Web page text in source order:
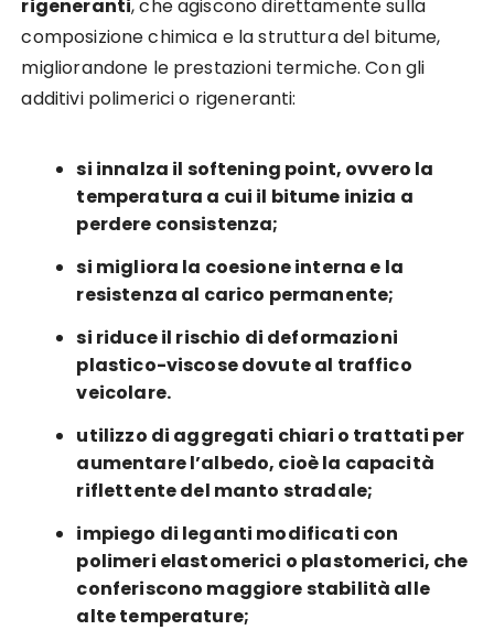
rigeneranti, che agiscono direttamente sulla
composizione chimica e la struttura del bitume,
migliorandone le prestazioni termiche. Con gli
additivi polimerici o rigeneranti:
si innalza il softening point, ovvero la
temperatura a cui il bitume inizia a
perdere consistenza;
si migliora la coesione interna e la
resistenza al carico permanente;
si riduce il rischio di deformazioni
plastico-viscose dovute al traffico
veicolare.
utilizzo di aggregati chiari o trattati per
aumentare l’albedo, cioè la capacità
riflettente del manto stradale;
impiego di leganti modificati con
polimeri elastomerici o plastomerici, che
conferiscono maggiore stabilità alle
alte temperature;